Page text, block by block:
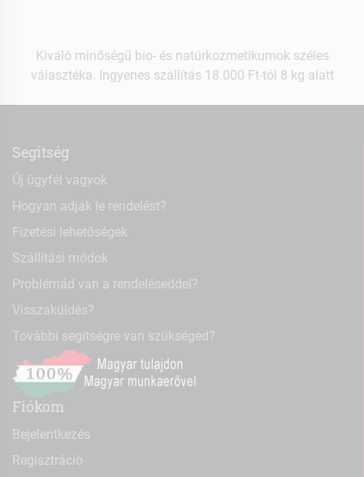
Kiváló minőségű bio- és natúrkozmetikumok széles
választéka. Ingyenes szállítás 18.000 Ft-tól 8 kg alatt
Segítség
Új ügyfél vagyok
Hogyan adjak le rendelést?
Fizetési lehetőségek
Szállítási módok
Problémád van a rendeléseddel?
Visszaküldés?
További segítségre van szükséged?
Fiókom
Bejelentkezés
Regisztráció